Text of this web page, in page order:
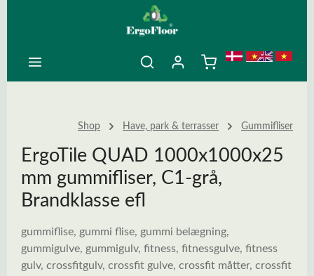
Shop Have, park & terrasser Gummifliser
ErgoTile QUAD 1000x1000x25
mm gummifliser, C1-grå,
Brandklasse efl
gummiflise, gummi flise, gummi belægning,
gummigulve, gummigulv, fitness, fitnessgulve, fitness
gulv, crossfitgulv, crossfit gulve, crossfit måtter, crossfit